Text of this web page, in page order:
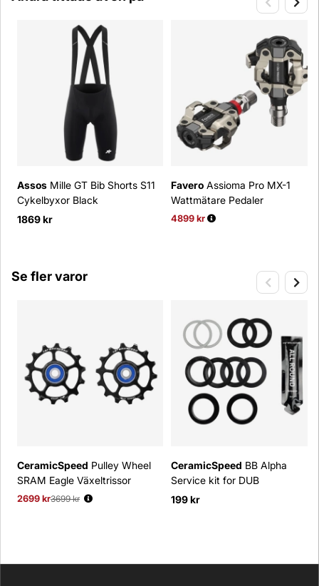
Assos Mille GT Bib Shorts S11
Cykelbyxor Black
1869 kr
Favero Assioma Pro MX-1
Wattmätare Pedaler
4899 kr
Ordinarie pris:
Se fler varor
CeramicSpeed Pulley Wheel
SRAM Eagle Växeltrissor
2699 kr
Ordinarie pris:
3699 kr
CeramicSpeed BB Alpha
Service kit for DUB
199 kr